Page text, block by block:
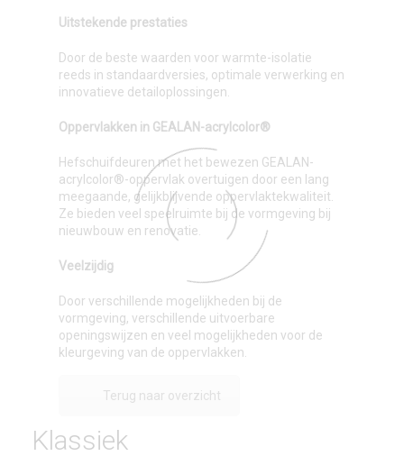
Uitstekende prestaties
Door de beste waarden voor warmte-isolatie
reeds in standaardversies, optimale verwerking en
innovatieve detailoplossingen.
Oppervlakken in GEALAN-acrylcolor®
Hefschuifdeuren met het bewezen GEALAN-
acrylcolor®-oppervlak overtuigen door een lang
meegaande, gelijkblijvende oppervlaktekwaliteit.
Ze bieden veel speelruimte bij de vormgeving bij
nieuwbouw en renovatie.
Veelzijdig
Door verschillende mogelijkheden bij de
vormgeving, verschillende uitvoerbare
openingswijzen en veel mogelijkheden voor de
kleurgeving van de oppervlakken.
Terug naar overzicht
Klassiek